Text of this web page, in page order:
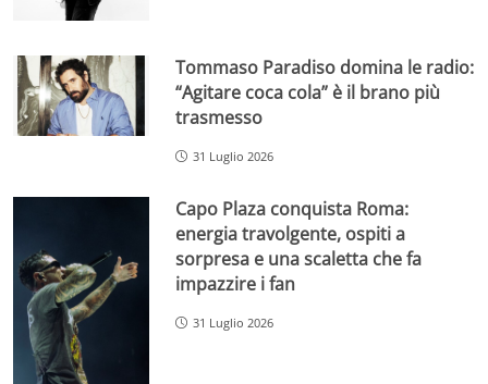
Tommaso Paradiso domina le radio:
“Agitare coca cola” è il brano più
trasmesso
31 Luglio 2026
Capo Plaza conquista Roma:
energia travolgente, ospiti a
sorpresa e una scaletta che fa
impazzire i fan
31 Luglio 2026